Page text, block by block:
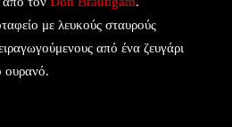
με λευκούς σταυρούς
από ένα ζευγάρι
ουρανό.